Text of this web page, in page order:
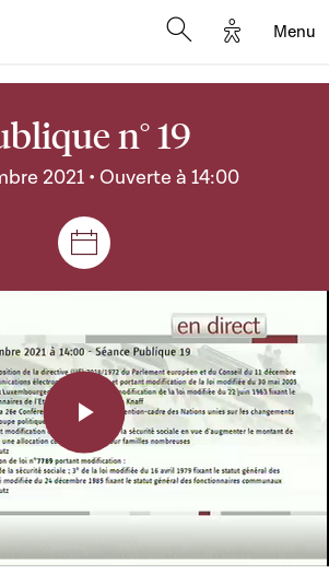
Options
Menu
n° 19
2021 • Ouverte à 14:00
Séances et réunions
Play
Video